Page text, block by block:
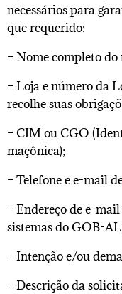
necessários para
que requerido:
– Nome completo do
– Loja e número da
recolhe suas
– CIM ou CGO
maçônica);
– Telefone e e-mail
– Endereço de e-
sistemas do GOB-
– Intenção e/ou
– Descrição da